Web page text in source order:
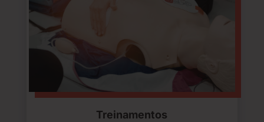
Treinamentos